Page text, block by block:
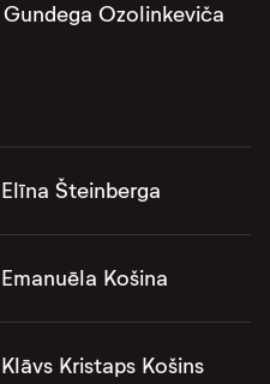
Gundega Ozolinkeviča
Elīna Šteinberga
Emanuēla Košina
Klāvs Kristaps Košins